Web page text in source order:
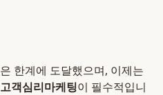
한계에 도달했으며, 이제는
고객심리마케팅이 필수적입니